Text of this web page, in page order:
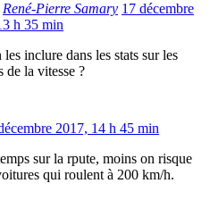
René-Pierre Samary 17 décembre
h 35 min
les inclure dans les stats sur les
de la vitesse ?
2017, 14 h 45 min
sur la rpute, moins on risque
qui roulent à 200 km/h.